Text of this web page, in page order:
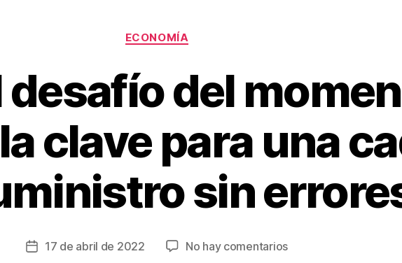
Categorías
ECONOMÍA
desafío del
clave para una
sin
Fecha17 de abril de 2022 No hay comentariosen